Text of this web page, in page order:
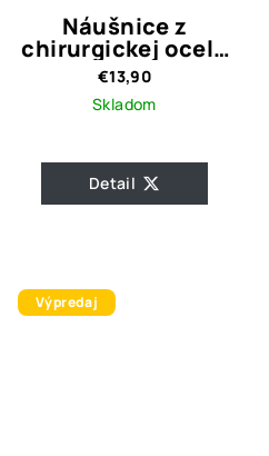
Náušnice z
chirurgickej ocele
Tery
€13,90
Skladom
Detail
Výpredaj